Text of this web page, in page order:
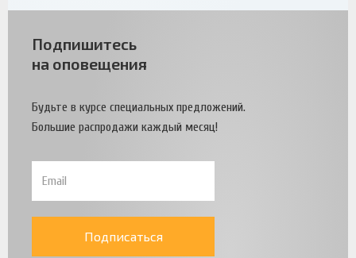
Подпишитесь
на оповещения
Будьте в курсе специальных предложений.
Большие распродажи каждый месяц!
Подписаться